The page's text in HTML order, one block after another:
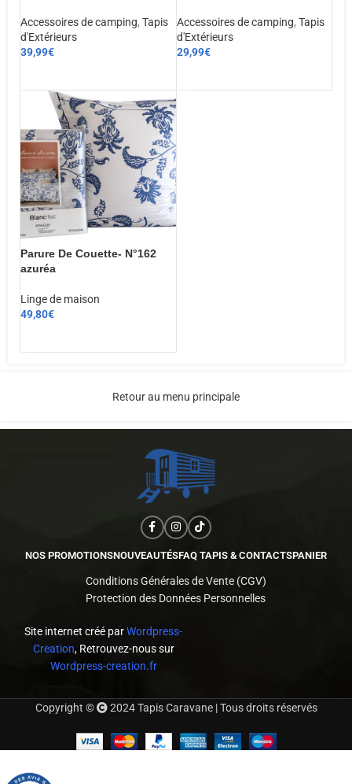
Accessoires de camping, Tapis
d'Extérieurs
39,99€
Accessoires de camping, Tapis
d'Extérieurs
29,99€
Parure De Couette- N°162
azuréa
Linge de maison
49,80€
Retour au menu principale
NOS PROMOTIONSNOUVEAUTÉSFAQ TAPIS & CONTACTSPANIER
Conditions Générales de Vente (CGV)
Protection des Données Personnelles
Site internet créé parWordpress-
Creation, Retrouvez-nous sur
Wordpress-creation.fr
Copyright © 2024 Tapis Caravane | Tous droits réservés